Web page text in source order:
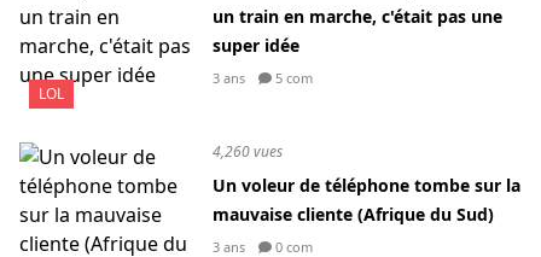
LOL
un train en marche, c'était pas une
super idée
3 ans 5 com
4,260 vues
Un voleur de téléphone tombe sur la
mauvaise cliente (Afrique du Sud)
3 ans 0 com